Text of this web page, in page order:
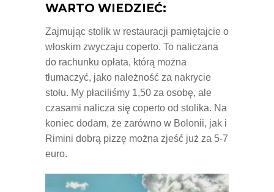
WARTO WIEDZIEĆ:
Zajmując stolik w restauracji pamiętajcie o
włoskim zwyczaju coperto. To naliczana
do rachunku opłata, którą można
tłumaczyć, jako należność za nakrycie
stołu. My płaciliśmy 1,50 za osobę, ale
czasami nalicza się coperto od stolika. Na
koniec dodam, że zarówno w Bolonii, jak i
Rimini dobrą pizzę można zjeść już za 5-7
euro.